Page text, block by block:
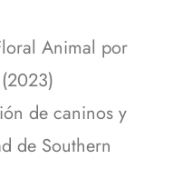
Animal por
de caninos y
de Southern